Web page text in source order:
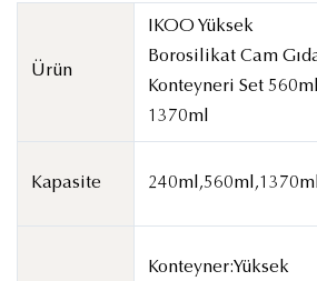
Ürün
IKOO Yüksek
Borosilikat Cam
Konteyneri Set 560ml
1370ml
Kapasite
Konteyner:Yüksek